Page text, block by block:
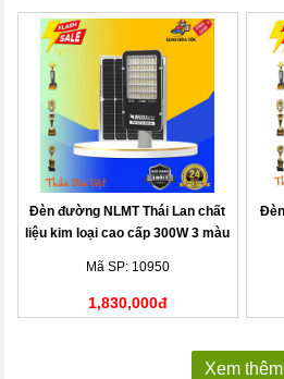
Đèn đường NLMT Thái Lan chất
liệu kim loại cao cấp 300W 3 màu
Mã SP: 10950
1,830,000đ
Xem thêm